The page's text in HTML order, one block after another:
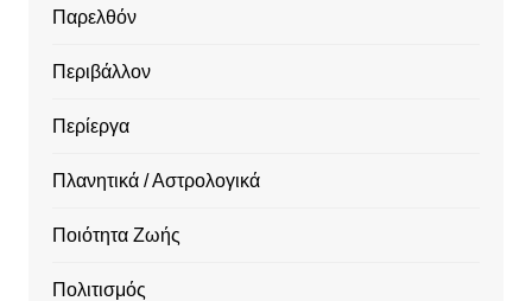
Παρελθόν
Περιβάλλον
Περίεργα
Πλανητικά / Αστρολογικά
Ποιότητα Ζωής
Πολιτισμός